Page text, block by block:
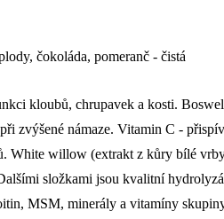
čokoláda, pomeranč - čistá
kloubů, chrupavek a kosti.
zvýšené námaze. Vitamin C -
White willow (extrakt z kůry bílé
složkami jsou kvalitní
MSM, minerály a vitamíny